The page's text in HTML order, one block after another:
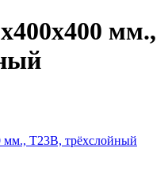
мм.,